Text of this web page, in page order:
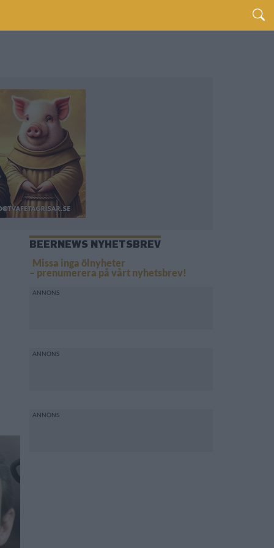
BEERNEWS NYHETSBREV
Missa inga ölnyheter
– prenumerera på vårt nyhetsbrev!